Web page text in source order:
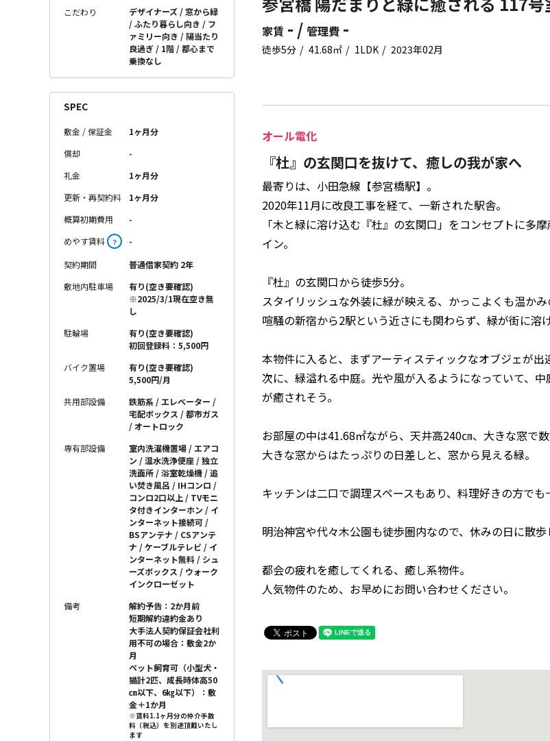
家賃 - / 管理費 -
徒歩5分 41.68㎡ 1LDK 2023年02月
オール電化
『杜』の玄関口を抜けて、癒しの我が家へ
最寄りは、小田急線【参宮橋駅】。
2020年11月に改良工事を経て、一新された駅舎。
「木と緑に溶け込む『杜』の玄関口」をコンセプトに多
イン。
『杜』の玄関口から徒歩5分。
スタイリッシュな外装に緑が映える、かっこよくも温かみ
喧騒の新宿から2駅という近さにも関わらず、緑が街に溶
本物件に入ると、まずアーティスティックなオブジェが出
次に、緑溢れる中庭。光や風が入るようになっていて、
が癒されそう。
お部屋の中は41.68㎡ながら、天井高240㎝、大きな窓で数
大きな窓からはたっぷりの日差しと、窓から見える緑。
キッチンは二口で調理スペースもあり、料理好きの方でも
明治神宮や代々木公園も徒歩圏内なので、休みの日に散歩
都会の疲れを癒してくれる、癒し系物件。
人気物件のため、お早めにお問い合わせください。
こだわり デザイナーズ
窓から緑
ふたり暮らし向き
フ
ァミリー向き
陽当たり
良過ぎ
1階
都心まで
乗換なし
SPEC
敷金 / 保証金
1ヶ月分
償却
-
礼金
1ヶ月分
更新・再契約料
1ヶ月分
概算初期費用
-
めやす賃料
？ -
契約期間
普通借家契約 2年
敷地内駐車場
有り(空き要確認)
※2025/3/1現在空き無
し
駐輪場
有り(空き要確認)
初回登録料：5,500円
バイク置場
有り(空き要確認)
5,500円/月
共用部設備
鉄筋系 / エレベーター /
宅配ボックス / 都市ガス
/ オートロック
専有部設備
室内洗濯機置場 / エアコ
ン / 温水洗浄便座 / 独立
洗面所 / 浴室乾燥機 / 追
い焚き風呂 / IHコンロ /
コンロ2口以上 / TVモニ
タ付きインターホン / イ
ンターネット接続可 /
BSアンテナ / CSアンテ
ナ / ケーブルテレビ / イ
ンターネット無料 / シュ
ーズボックス / ウォーク
インクローゼット
備考
解約予告：2か月前
短期解約違約金あり
大手法人契約保証会社利
用不可の場合：敷金2か
月
ペット飼育可（小型犬・
猫計2匹、成長時体高50
㎝以下、6㎏以下）：敷
金＋1か月
※賃料1.1ヶ月分の仲介手数
料（税込）を別途頂戴いたし
ます